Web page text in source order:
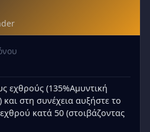
εχθρούς (135%Αμυντική
στη συνέχεια αυξήστε το
κατά 50 (στοιβάζοντας